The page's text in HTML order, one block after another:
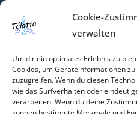
Cookie-
verwalten
Um dir ein optimales Erlebnis zu
Cookies, um Geräteinformationen
zuzugreifen. Wenn du diesen
wie das Surfverhalten oder
verarbeiten. Wenn du deine
BIBERBACH CHOR-UPDATE
GOTTESDIENSTE NEWS